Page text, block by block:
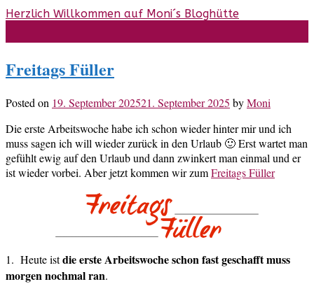
Skip
content
Herzlich Willkommen auf Moni´s Bloghütte
Freitags Füller
Posted on 19. September 202521. September 2025 byMoni
Die erste Arbeitswoche habe ich schon wieder hinter mir und ich
muss sagen ich will wieder zurück in den Urlaub 🙂 Erst wartet man
gefühlt ewig auf den Urlaub und dann zwinkert man einmal und er
ist wieder vorbei. Aber jetzt kommen wir zumFreitags Füller
1. Heute istdie erste Arbeitswoche schon fast geschafft muss
morgen nochmal ran.